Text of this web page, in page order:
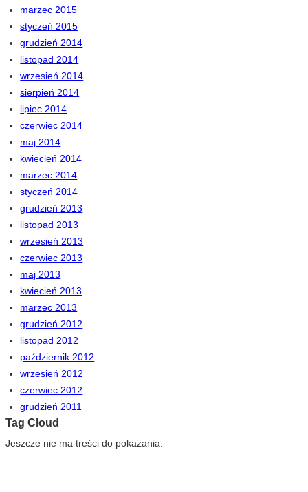
marzec 2015
styczeń 2015
grudzień 2014
listopad 2014
wrzesień 2014
sierpień 2014
lipiec 2014
czerwiec 2014
maj 2014
kwiecień 2014
marzec 2014
styczeń 2014
grudzień 2013
listopad 2013
wrzesień 2013
czerwiec 2013
maj 2013
kwiecień 2013
marzec 2013
grudzień 2012
listopad 2012
październik 2012
wrzesień 2012
czerwiec 2012
grudzień 2011
Tag Cloud
Jeszcze nie ma treści do pokazania.